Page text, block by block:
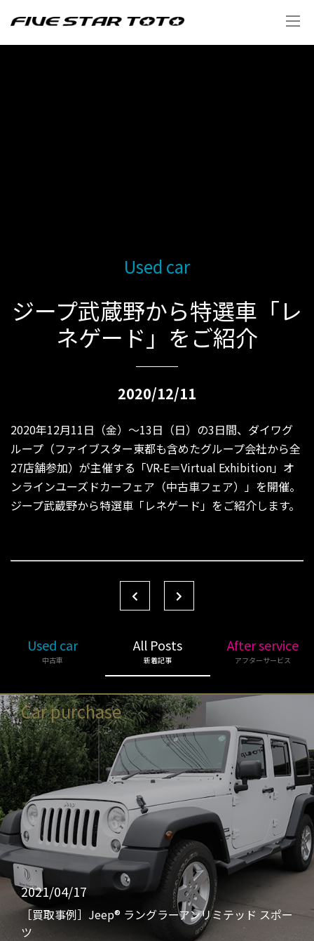
Used car
ジープ武蔵野から特選車「レ
ネゲード」をご紹介
2020/12/11
2020年12月11日（金）〜13日（日）の3日間、ダイワグ
ループ（ファイブスター東都も含めたグループ会社から全
27店舗参加）が主催する「VR-E＝Virtual Exhibition」オ
ンラインユーズドカーフェア（中古車フェア）」を開催。
ジープ武蔵野から特選車「レネゲード」をご紹介します。
Used car
中古車
All Posts
新着記事
After service
アフターサービス
Car purchase
2021/04/17
［買取事例］Jeep® ラングラーアンリミテッド スポー
ツ